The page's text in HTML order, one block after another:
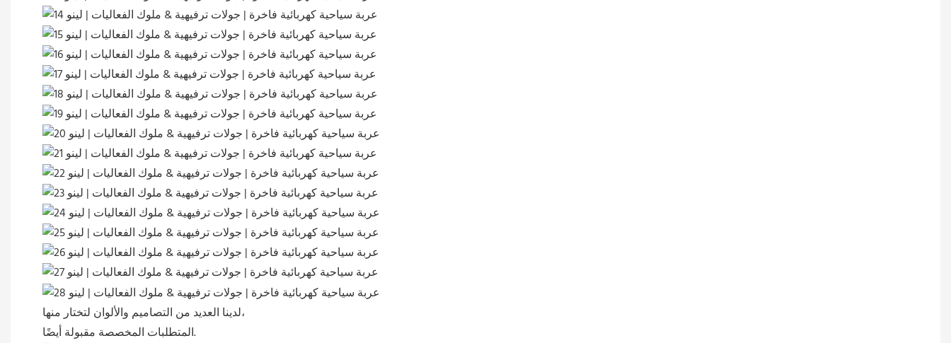
لدينا العديد من التصاميم والألوان لتختار منها،
المتطلبات المخصصة مقبولة أيضًا.